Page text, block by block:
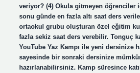
veriyor? (4) Okula gitmeyen öğrenciler
sonu günde en fazla altı saat ders
ortaokul grubu oluşturan özel eğitim
fazla sekiz saat ders verebilir. Tonguç
YouTube Yaz Kampı ile yeni dersinize
sayesinde bir sonraki dersinize
hazırlanabilirsiniz. Kamp süresince